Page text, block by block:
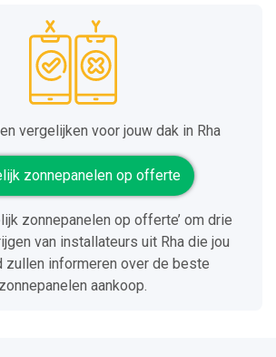
vergelijken voor jouw dak in Rha
zonnepanelen op offerte
zonnepanelen op offerte’ om drie
van installateurs uit Rha die jou
zullen informeren over de beste
zonnepanelen aankoop.